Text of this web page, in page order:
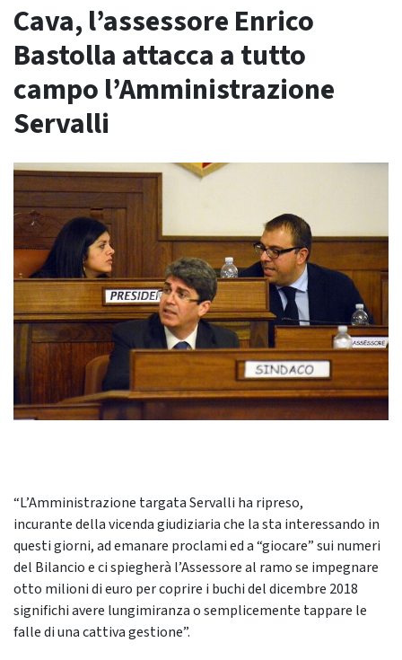
Cava, l’assessore Enrico
Bastolla attacca a tutto
campo l’Amministrazione
Servalli
“L’Amministrazione targata Servalli ha ripreso,
incurante della vicenda giudiziaria che la sta interessando in
questi giorni, ad emanare proclami ed a “giocare” sui numeri
del Bilancio e ci spiegherà l’Assessore al ramo se impegnare
otto milioni di euro per coprire i buchi del dicembre 2018
significhi avere lungimiranza o semplicemente tappare le
falle di una cattiva gestione”.